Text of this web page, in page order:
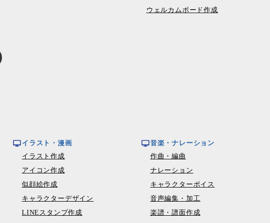
ウェルカムボード作成
イラスト・漫画
イラスト作成
アイコン作成
似顔絵作成
キャラクターデザイン
LINEスタンプ作成
音楽・ナレーション
作曲・編曲
ナレーション
キャラクターボイス
音声編集・加工
楽譜・譜面作成